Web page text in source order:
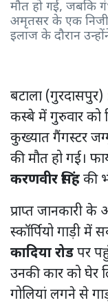
मौत हो गई, जबकि
अमृतसर के एक निजी
इलाज के दौरान
बटाला
कस्बे में गुरुवार को
कुख्यात गैंगस्टर
की मौत हो गई।
करणवीर सिंहकी
प्राप्त जानकारी
स्कॉर्पियो गाड़ी
कादिया रोडपर
उनकी कार को घेर
गोलियां लगने से